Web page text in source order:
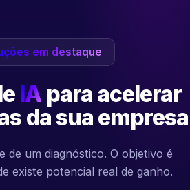
em destaque
IA para acelerar
da sua empresa
de um diagnóstico. O objetivo é
existe potencial real de ganho.